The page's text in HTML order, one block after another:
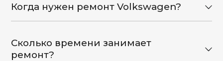
Когда нужен ремонт Volkswagen?
Сколько времени занимает
ремонт?